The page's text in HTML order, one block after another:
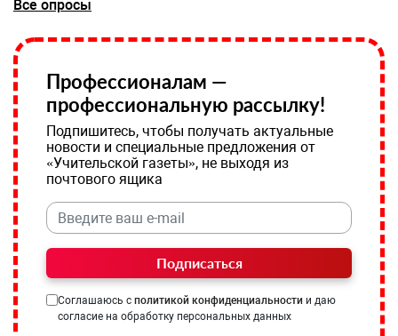
Все опросы
Профессионалам —
профессиональную рассылку!
Подпишитесь, чтобы получать актуальные
новости и специальные предложения от
«Учительской газеты», не выходя из
почтового ящика
Подписаться
Соглашаюсь с политикой конфиденциальности и даю
согласие на обработку персональных данных